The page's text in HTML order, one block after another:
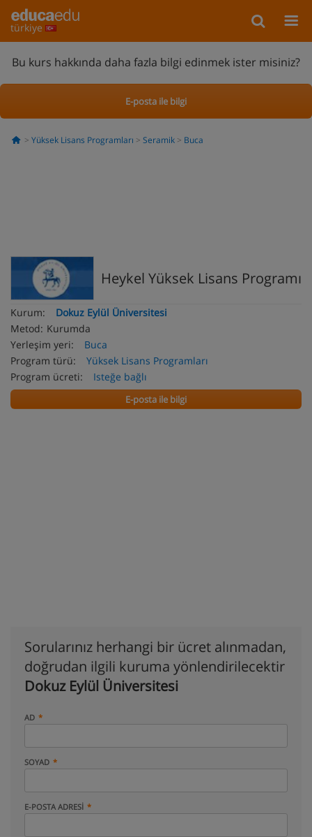
türkiye
Bu kurs hakkında daha fazla bilgi edinmek ister misiniz?
E-posta ile bilgi
Yüksek Lisans Programları Seramik Buca
Heykel Yüksek Lisans Programı
Kurum:
Dokuz Eylül Üniversitesi
Metod: Kurumda
Yerleşim yeri:
Buca
Program türü:
Yüksek Lisans Programları
Program ücreti:
Isteğe bağlı
E-posta ile bilgi
Sorularınız herhangi bir ücret alınmadan,
doğrudan ilgili kuruma yönlendirilecektir
Dokuz Eylül Üniversitesi
AD
SOYAD
E-POSTA ADRESI